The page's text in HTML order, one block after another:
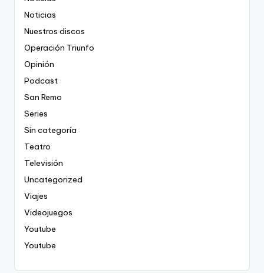
Noticias
Nuestros discos
Operación Triunfo
Opinión
Podcast
San Remo
Series
Sin categoría
Teatro
Televisión
Uncategorized
Viajes
Videojuegos
Youtube
Youtube